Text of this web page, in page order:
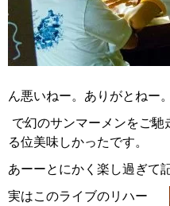
ん悪いねー。ありがとねー。
で幻のサンマーメンをご
る位美味しかったです。
あーーとにかく楽し過ぎて
実はこのライブのリハー